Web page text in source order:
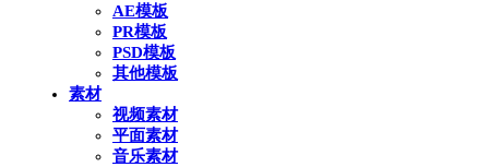
AE模板
PR模板
PSD模板
其他模板
素材
视频素材
平面素材
音乐素材